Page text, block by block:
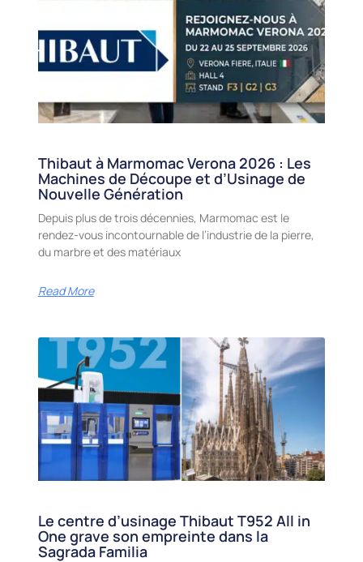
Thibaut à Marmomac Verona 2026 : Les
Machines de Découpe et d’Usinage de
Nouvelle Génération
Depuis plus de trois décennies, Marmomac est le
rendez-vous incontournable de l’industrie de la pierre,
du marbre et des matériaux
Read More
Le centre d’usinage Thibaut T952 All in
One grave son empreinte dans la
Sagrada Familia